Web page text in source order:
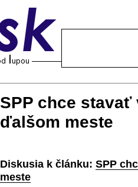
SPP chce
ďalšom meste
Diskusia k článku: SPP
meste